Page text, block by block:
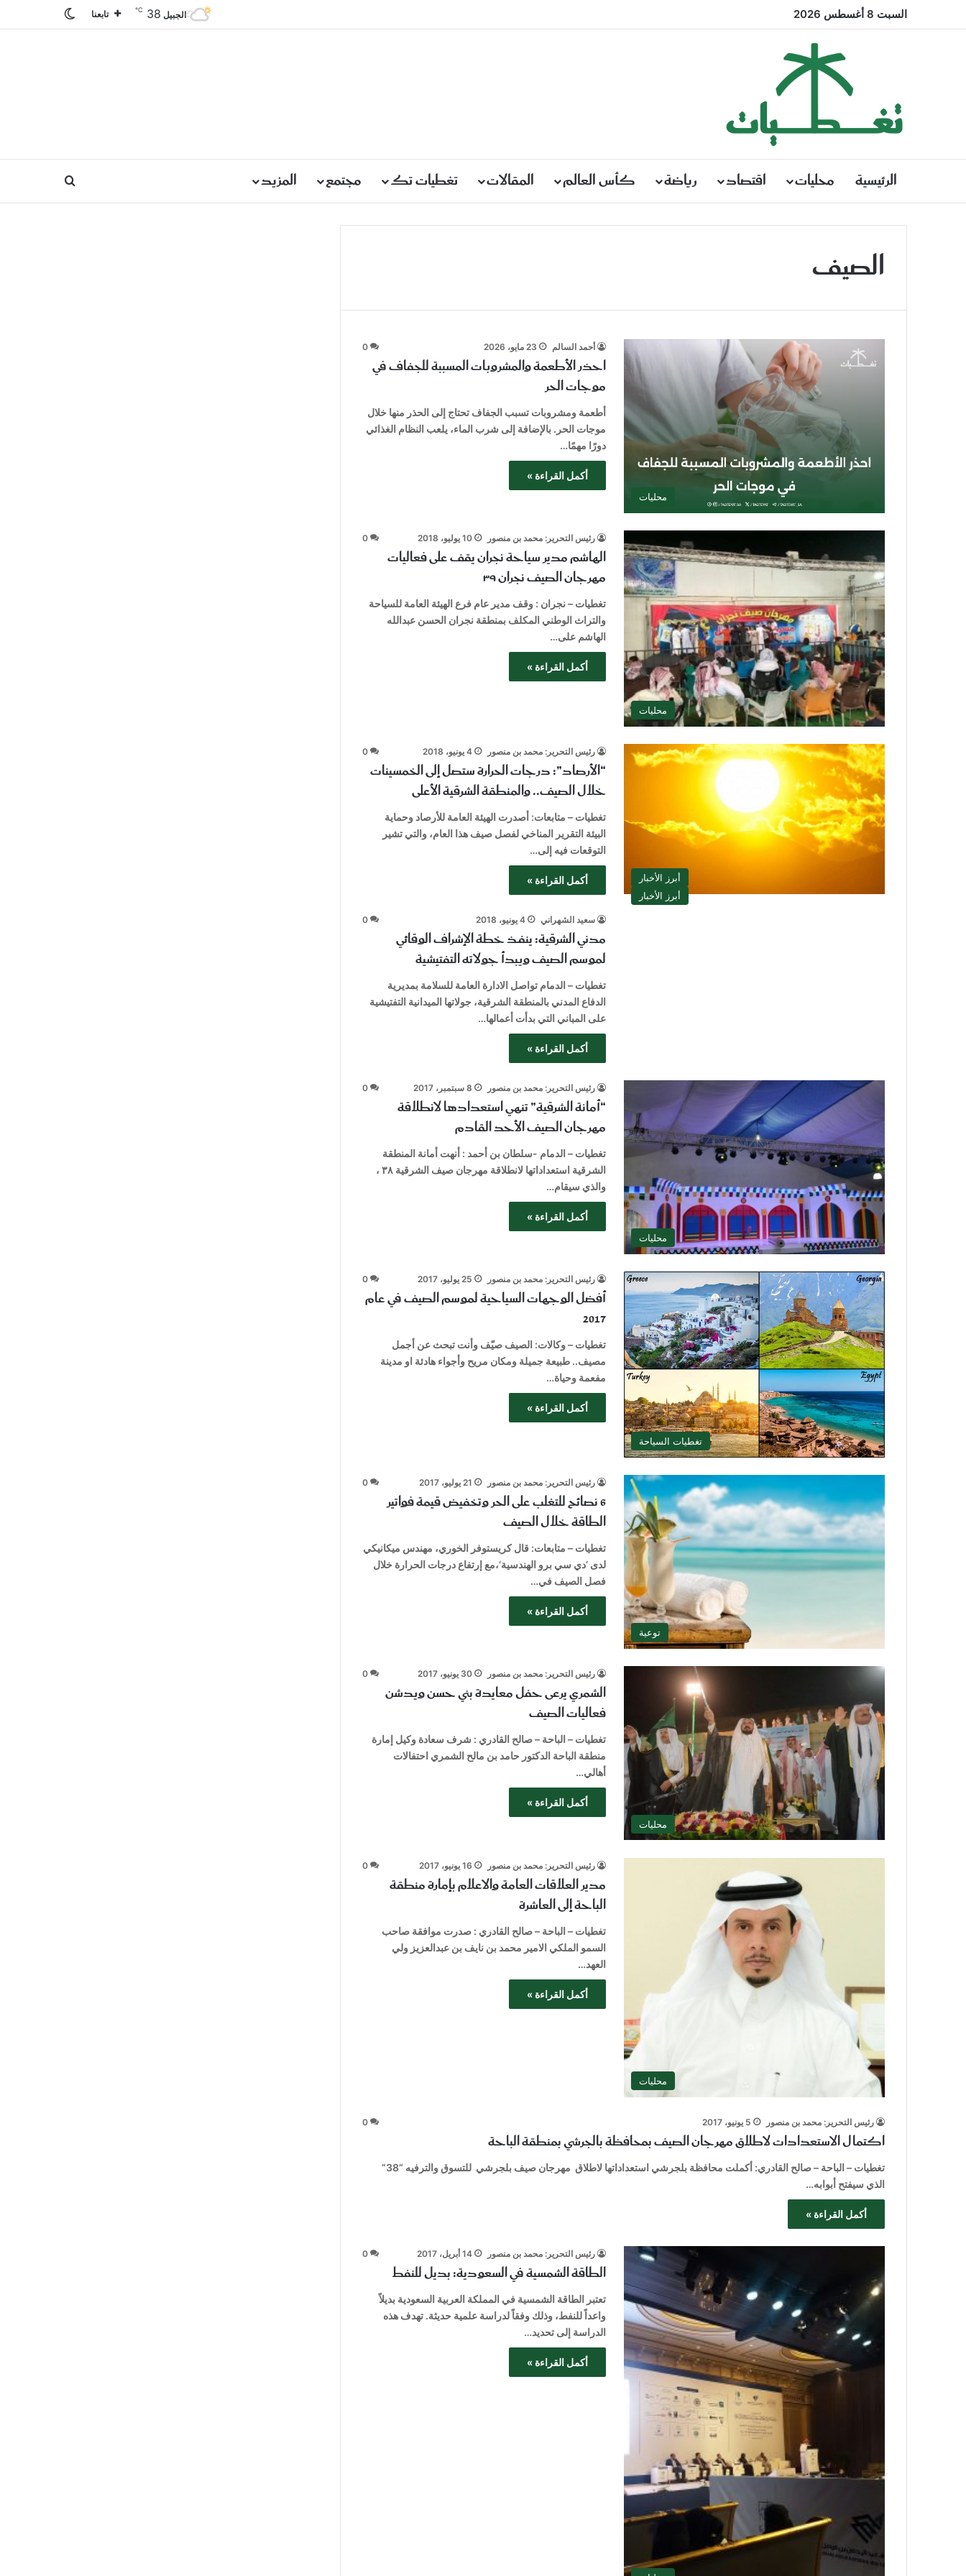
السبت 8 أغسطس 2026 الجبيل 38
℃ تابعنا الوضع المظلم
الرئيسية محليات اقتصاد رياضة كأس العالم المقالات تغطيات تك مجتمع المزيد بحث عن
الصيف
محليات
أحمد السالم 23 مايو، 2026 0
احذر الأطعمة والمشروبات المسببة للجفاف في
موجات الحر
أطعمة ومشروبات تسبب الجفاف تحتاج إلى الحذر منها خلال
موجات الحر. بالإضافة إلى شرب الماء، يلعب النظام الغذائي
دورًا مهمًا…
أكمل القراءة »
محليات
رئيس التحرير: محمد بن منصور 10 يوليو، 2018 0
الهاشم مدير سياحة نجران يقف على فعاليات
مهرجان الصيف نجران ٣٩
تغطيات – نجران : وقف مدير عام فرع الهيئة العامة للسياحة
والتراث الوطني المكلف بمنطقة نجران الحسن عبدالله
الهاشم على…
أكمل القراءة »
أبرز الأخبار
رئيس التحرير: محمد بن منصور 4 يونيو، 2018 0
“الأرصاد”: درجات الحرارة ستصل إلى الخمسينات
خلال الصيف.. والمنطقة الشرقية الأعلى
تغطيات – متابعات: أصدرت الهيئة العامة للأرصاد وحماية
البيئة التقرير المناخي لفصل صيف هذا العام، والتي تشير
التوقعات فيه إلى…
أكمل القراءة »
أبرز الأخبار
سعيد الشهراني 4 يونيو، 2018 0
مدني الشرقية: ينفـّذ خطة الإشراف الوقائي
لموسم الصيف ويبدأ جولاته التفتيشية
تغطيات – الدمام تواصل الادارة العامة للسلامة بمديرية
الدفاع المدني بالمنطقة الشرقية، جولاتها الميدانية التفتيشية
على المباني التي بدأت أعمالها…
أكمل القراءة »
محليات
رئيس التحرير: محمد بن منصور 8 سبتمبر، 2017 0
“أمانة الشرقية” تنهي استعدادها لانطلاقة
مهرجان الصيف الأحد القادم
تغطيات – الدمام -سلطان بن أحمد : أنهت أمانة المنطقة
الشرقية استعداداتها لانطلاقة مهرجان صيف الشرقية ٣٨ ،
والذي سيقام…
أكمل القراءة »
تغطيات السياحة
رئيس التحرير: محمد بن منصور 25 يوليو، 2017 0
أفضل الوجهات السياحية لموسم الصيف في عام
2017
تغطيات – وكالات: الصيف صيّف وأنت تبحث عن أجمل
مصيف.. طبيعة جميلة ومكان مريح وأجواء هادئة او مدينة
مفعمة وحياة…
أكمل القراءة »
توعية
رئيس التحرير: محمد بن منصور 21 يوليو، 2017 0
6 نصائح للتغلب على الحر وتخفيض قيمة فواتير
الطاقة خلال الصيف
تغطيات – متابعات: قال كريستوفر الخوري، مهندس ميكانيكي
لدى ’دي سي برو الهندسية‘،مع إرتفاع درجات الحرارة خلال
فصل الصيف في…
أكمل القراءة »
محليات
رئيس التحرير: محمد بن منصور 30 يونيو، 2017 0
الشمري يرعى حفل معايدة بني حسن ويدشن
فعاليات الصيف
تغطيات – الباحة – صالح القادري : شرف سعادة وكيل إمارة
منطقة الباحة الدكتور حامد بن مالح الشمري احتفالات
أهالي…
أكمل القراءة »
محليات
رئيس التحرير: محمد بن منصور 16 يونيو، 2017 0
مدير العلاقات العامة والاعلام بإمارة منطقة
الباحة إلى العاشرة
تغطيات – الباحة – صالح القادري : صدرت موافقة صاحب
السمو الملكي الامير محمد بن نايف بن عبدالعزيز ولي
العهد…
أكمل القراءة »
رئيس التحرير: محمد بن منصور 5 يونيو، 2017 0
اكتمال الاستعدادات لاطلاق مهرجان الصيف بمحافظة بالجرشي بمنطقة الباحة
تغطيات – الباحة – صالح القادري: أكملت محافظة بلجرشي استعداداتها لاطلاق مهرجان صيف بلجرشي للتسوق والترفيه “38”
الذي سيفتح أبوابه…
أكمل القراءة »
رئيس التحرير: محمد بن منصور 14 أبريل، 2017 0
الطاقة الشمسية في السعودية: بديل للنفط
تعتبر الطاقة الشمسية في المملكة العربية السعودية بديلاً
واعداً للنفط، وذلك وفقاً لدراسة علمية حديثة. تهدف هذه
الدراسة إلى تحديد…
أكمل القراءة »